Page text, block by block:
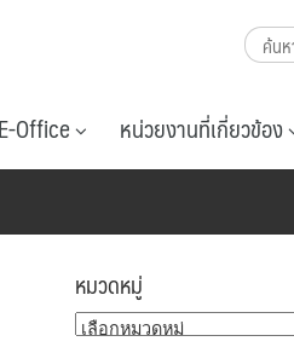
ค้นหา
สำหรับ:
Office หน่วยงานที่เกี่ยวข้อง
หมวดหมู่
หมวด